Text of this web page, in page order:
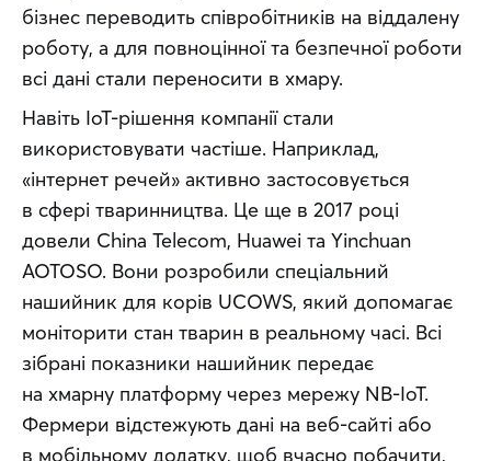
бізнес переводить співробітників на віддалену
роботу, а для повноцінної та безпечної роботи
всі дані стали переносити в хмару.
Навіть IoT-рішення компанії стали
використовувати частіше. Наприклад,
«інтернет речей» активно застосовується
в сфері тваринництва. Це ще в 2017 році
довели China Telecom, Huawei та Yinchuan
AOTOSO. Вони розробили спеціальний
нашийник для корів UCOWS, який допомагає
моніторити стан тварин в реальному часі. Всі
зібрані показники нашийник передає
на хмарну платформу через мережу NB-IoT.
Фермери відстежують дані на веб-сайті або
в мобільному додатку, щоб вчасно побачити,